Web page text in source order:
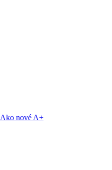
Ako nové A+